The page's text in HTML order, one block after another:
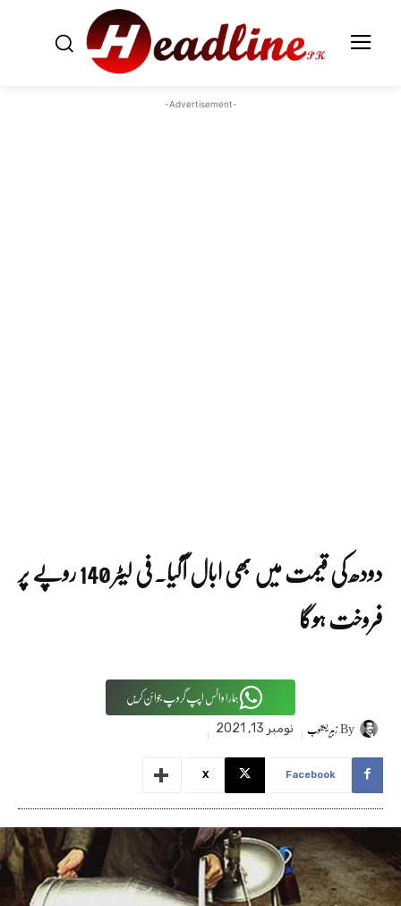
-Advertisement-
دودھ کی قیمت میں بھی ابال آگیا۔ فی لیٹر 140 روپے پر
فروخت ہوگا
ہمارا واٹس اپپ گروپ جوائن کریں
Byزبیر یعقوب نومبر 13, 2021
Facebook
X